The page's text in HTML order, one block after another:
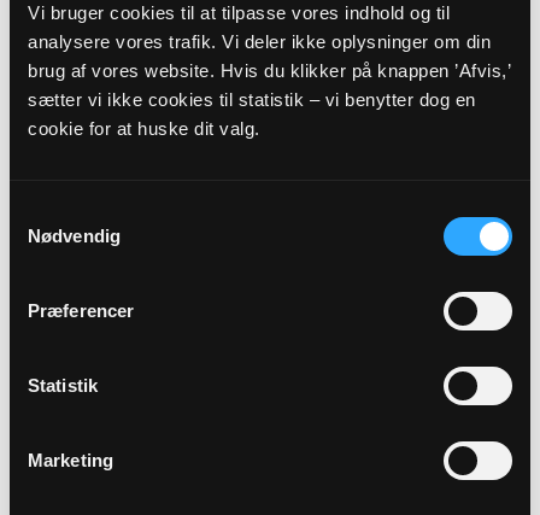
Vi bruger cookies til at tilpasse vores indhold og til
analysere vores trafik. Vi deler ikke oplysninger om din
brug af vores website. Hvis du klikker på knappen ’Afvis,’
sætter vi ikke cookies til statistik – vi benytter dog en
cookie for at huske dit valg.
Nødvendig
Præferencer
Statistik
Marketing
Gudstjeneste med dåb Uggeløse...
Uggeløse Kirke, kl. 10:30
Christina Seersholm